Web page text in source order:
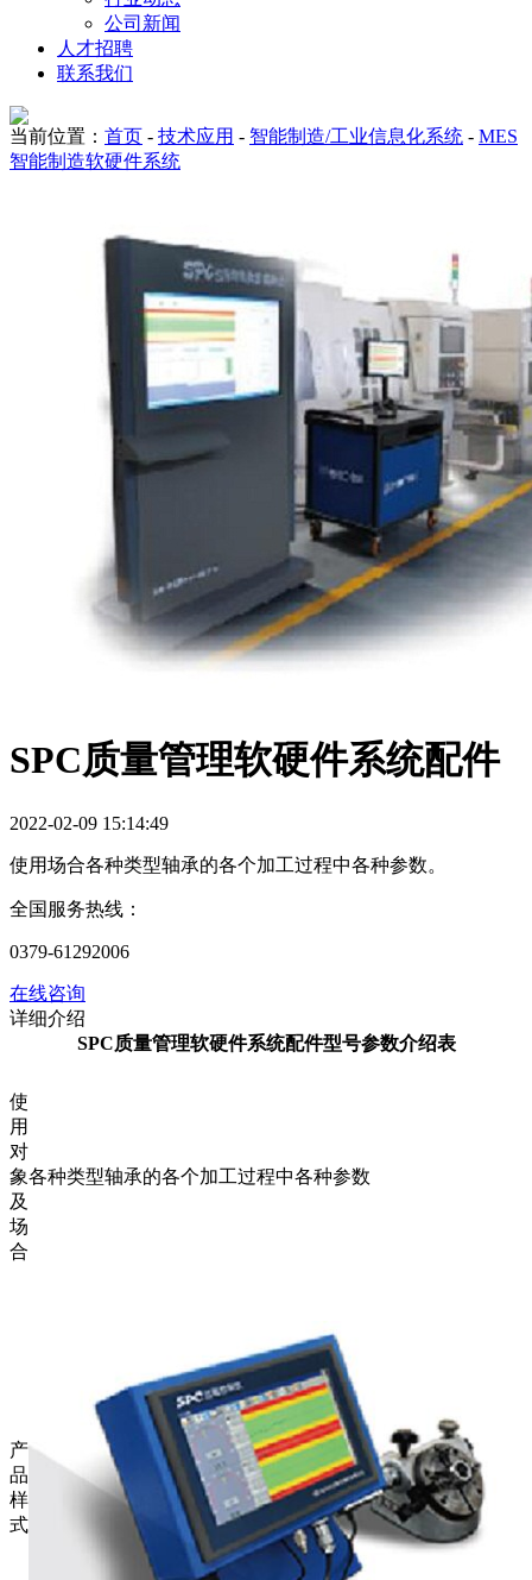
公司新闻
人才招聘
联系我们
当前位置： 首页 - 技术应用 - 智能制造/工业信息化系统 - MES
智能制造软硬件系统
SPC质量管理软硬件系统配件
2022-02-09 15:14:49
使用场合各种类型轴承的各个加工过程中各种参数。
全国服务热线：
0379-61292006
在线咨询
详细介绍
SPC质量管理软硬件系统配件型号参数介绍表
使
用
对
象
及
场
合
各种类型轴承的各个加工过程中各种参数
产
品
样
式